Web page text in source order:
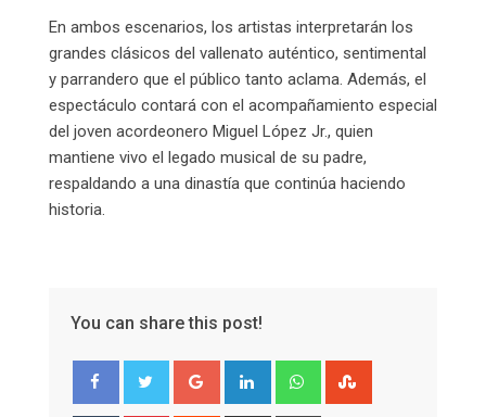
En ambos escenarios, los artistas interpretarán los
grandes clásicos del vallenato auténtico, sentimental
y parrandero que el público tanto aclama. Además, el
espectáculo contará con el acompañamiento especial
del joven acordeonero Miguel López Jr., quien
mantiene vivo el legado musical de su padre,
respaldando a una dinastía que continúa haciendo
historia.
You can share this post!
Google+ LinkedIn Whatsapp